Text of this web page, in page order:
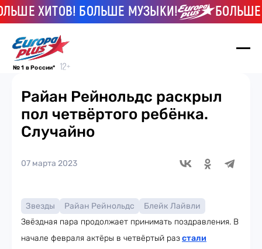
ХИТОВ! БОЛЬШЕ МУЗЫКИ! БОЛЬШЕ
№ 1 в России*
Райан Рейнольдс раскрыл
пол четвёртого ребёнка.
Случайно
07 марта 2023
Звезды Райан Рейнольдс
Блейк Лайвли
Звёздная пара продолжает принимать поздравления. В
начале февраля актёры в четвёртый разстали